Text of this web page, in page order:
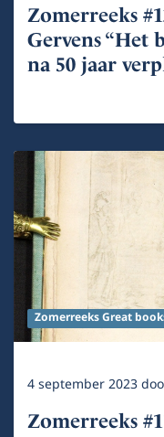
Zomerreeks
Gervens “Het
na 50 jaar
Zomerreeks Great
4 september 2023
Zomerreeks